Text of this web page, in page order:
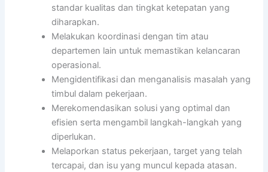
standar kualitas dan tingkat ketepatan yang
diharapkan.
Melakukan koordinasi dengan tim atau
departemen lain untuk memastikan kelancaran
operasional.
Mengidentifikasi dan menganalisis masalah yang
timbul dalam pekerjaan.
Merekomendasikan solusi yang optimal dan
efisien serta mengambil langkah-langkah yang
diperlukan.
Melaporkan status pekerjaan, target yang telah
tercapai, dan isu yang muncul kepada atasan.